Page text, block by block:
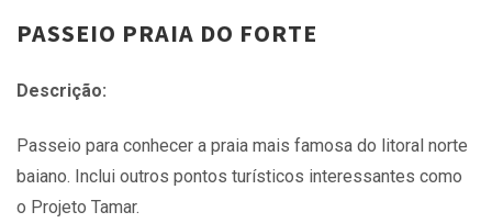
PASSEIO PRAIA DO FORTE
Descrição:
Passeio para conhecer a praia mais famosa do litoral norte
baiano. Inclui outros pontos turísticos interessantes como
o Projeto Tamar.